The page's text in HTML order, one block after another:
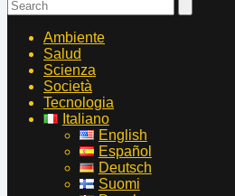
Ambiente
Salud
Scienza
Società
Tecnologia
Italiano
English
Español
Deutsch
Suomi